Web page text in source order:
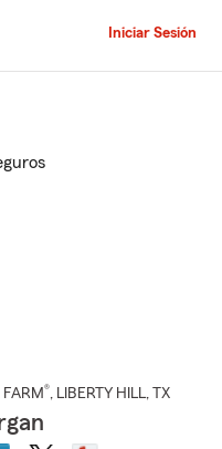
Iniciar Sesión
FARM®, LIBERTY HILL, TX